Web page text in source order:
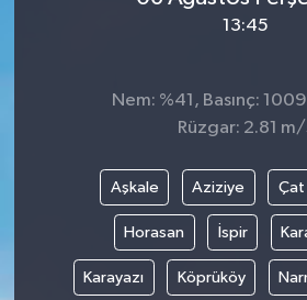
13:45
Nem: %41, Basınç:
Rüzgar: 2.81
Aşkale Aziziye Çat
Horasan İspir
Karayazı Köprüköy
Yaşam
Yurttan